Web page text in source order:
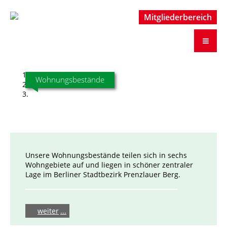
Mitgliederbereich
Mitgliederbereich
Wohnungsbestände
Unsere Wohnungsbestände teilen sich in sechs
Wohngebiete auf und liegen in schöner zentraler
Lage im Berliner Stadtbezirk Prenzlauer Berg.
weiter